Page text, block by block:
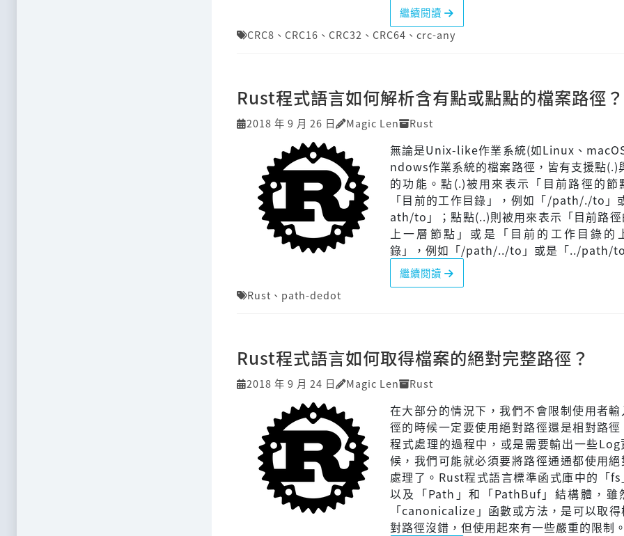
繼續閱讀
CRC8 、 CRC16 、 CRC32 、 CRC64 、 crc-any
Rust程式語言如何解析含有點或點點的檔案路徑？
2018 年 9 月 26 日 Magic Len Rust
無論是Unix-like作業系統(如Linux、
ndows作業系統的檔案路徑，皆有支援點(.)
的功能。點(.)被用來表示「目前路徑的節
「目前的工作目錄」，例如「/path/./to」
ath/to」；點點(..)則被用來表示「目前路徑
上一層節點」或是「目前的工作目錄的
錄」，例如「/path/../to」或是「../path/
繼續閱讀
Rust 、 path-dedot
Rust程式語言如何取得檔案的絕對完整路徑？
2018 年 9 月 24 日 Magic Len Rust
在大部分的情況下，我們不會限制使用者輸
徑的時候一定要使用絕對路徑還是相對路徑
程式處理的過程中，或是需要輸出一些Log
候，我們可能就必須要將路徑通通都使用絕
處理了。Rust程式語言標準函式庫中的「fs
以及「Path」和「PathBuf」結構體，雖
「canonicalize」函數或方法，是可以取得
對路徑沒錯，但使用起來有一些嚴重的限制。